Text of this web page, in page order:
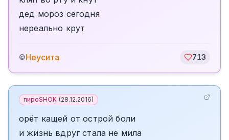
дед мороз сегодня
нереально крут
©Неусита 713
пироSHOK (28.12.2016)
орёт кащей от острой боли
и жизнь вдруг стала не мила